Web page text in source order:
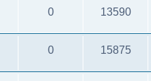
0 13590
0 15875